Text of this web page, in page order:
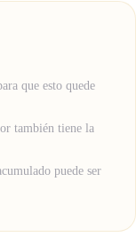
que esto quede
también tiene la
puede ser